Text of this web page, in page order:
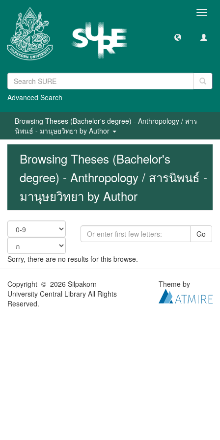
Advanced Search
Browsing Theses (Bachelor's degree) - Anthropology / สาร
นิพนธ์ - มานุษยวิทยา by Author
Browsing Theses (Bachelor's
degree) - Anthropology / สารนิพนธ์ -
มานุษยวิทยา by Author
Go
Sorry, there are no results for this browse.
Copyright © 2026 Silpakorn
University Central Library All Rights
Reserved.
Theme by